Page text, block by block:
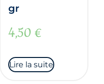
gr
4,50 €
Lire la suite